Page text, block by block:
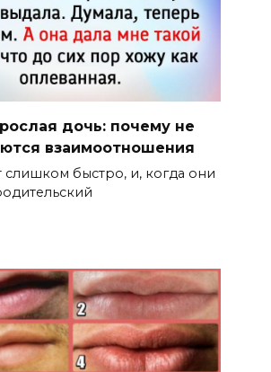
дочь: почему не
взаимоотношения
слишком быстро, и, когда они